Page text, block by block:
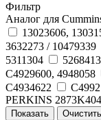
Фильтр
Аналог для
13023606,
3632273 / 10479339
5311304
5268413
C4929600, 4948058
C4934622
PERKINS